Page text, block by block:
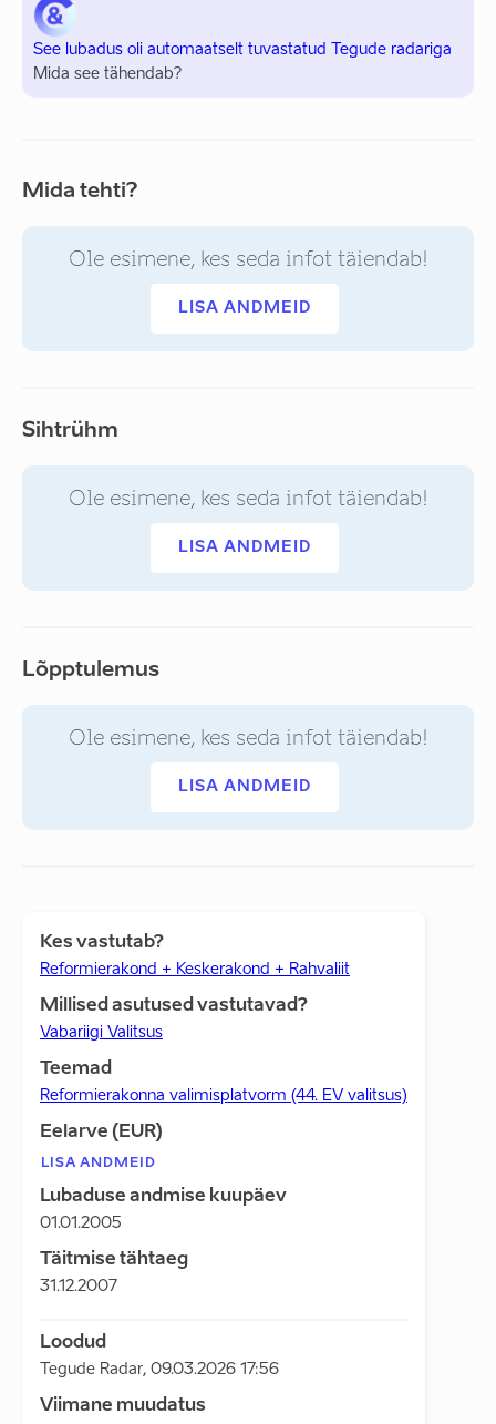
See lubadus oli automaatselt tuvastatud Tegude radariga
Mida see tähendab?
Mida tehti?
Ole esimene, kes seda infot täiendab!
LISA ANDMEID
Sihtrühm
Ole esimene, kes seda infot täiendab!
LISA ANDMEID
Lõpptulemus
Ole esimene, kes seda infot täiendab!
LISA ANDMEID
Kes vastutab?
Reformierakond + Keskerakond + Rahvaliit
Millised asutused vastutavad?
Vabariigi Valitsus
Teemad
Reformierakonna valimisplatvorm (44. EV valitsus)
Eelarve (EUR)
LISA ANDMEID
Lubaduse andmise kuupäev
01.01.2005
Täitmise tähtaeg
31.12.2007
Loodud
Tegude Radar, 09.03.2026 17:56
Viimane muudatus